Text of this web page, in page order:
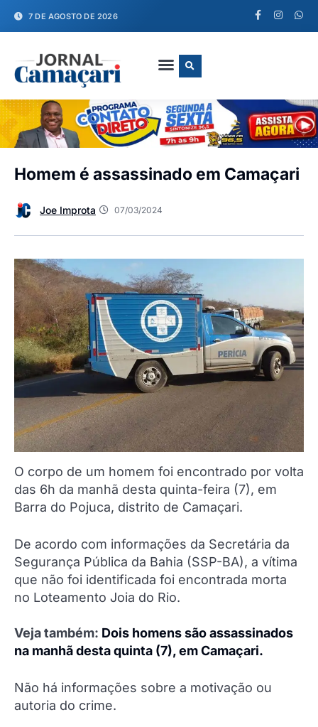
7 DE AGOSTO DE 2026
Homem é assassinado em Camaçari
Joe Improta 07/03/2024
O corpo de um homem foi encontrado por volta
das 6h da manhã desta quinta-feira (7), em
Barra do Pojuca, distrito de Camaçari.
De acordo com informações da Secretária da
Segurança Pública da Bahia (SSP-BA), a vítima
que não foi identificada foi encontrada morta
no Loteamento Joia do Rio.
Veja também: Dois homens são assassinados
na manhã desta quinta (7), em Camaçari.
Não há informações sobre a motivação ou
autoria do crime.